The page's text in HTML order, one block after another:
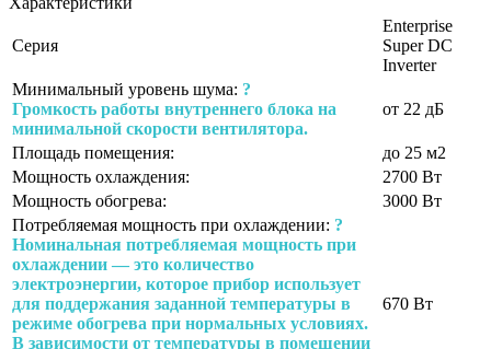
Серия
Enterprise
Super DC
Inverter
Минимальный уровень шума: ?
Громкость работы внутреннего блока на
минимальной скорости вентилятора.
от 22 дБ
Площадь помещения:
до 25 м2
Мощность охлаждения:
2700 Вт
Мощность обогрева:
3000 Вт
Потребляемая мощность при охлаждении: ?
Номинальная потребляемая мощность при
охлаждении — это количество
электроэнергии, которое прибор использует
для поддержания заданной температуры в
режиме обогрева при нормальных условиях.
В зависимости от температуры в помещении
670 Вт